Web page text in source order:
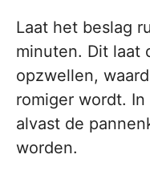
Laat het beslag
minuten. Dit laat
opzwellen,
romiger wordt.
alvast de
worden.